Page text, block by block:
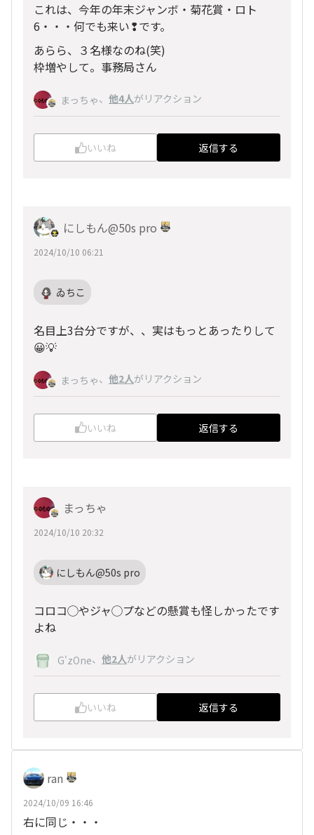
これは、今年の年末ジャンボ・菊花賞・ロト
6・・・何でも来い❢です。
あらら、３名様なのね(笑)
枠増やして。事務局さん
まっちゃ、 他4人がリアクション
いいね 返信する
にしもん@50s pro
2024/10/10 06:21
ゐちこ
名目上3台分ですが、、実はもっとあったりして
😀💡
まっちゃ、 他2人がリアクション
いいね 返信する
まっちゃ
2024/10/10 20:32
にしもん@50s pro
コロコ◯やジャ◯プなどの懸賞も怪しかったです
よね
G'zOne、 他2人がリアクション
いいね 返信する
ran
2024/10/09 16:46
右に同じ・・・